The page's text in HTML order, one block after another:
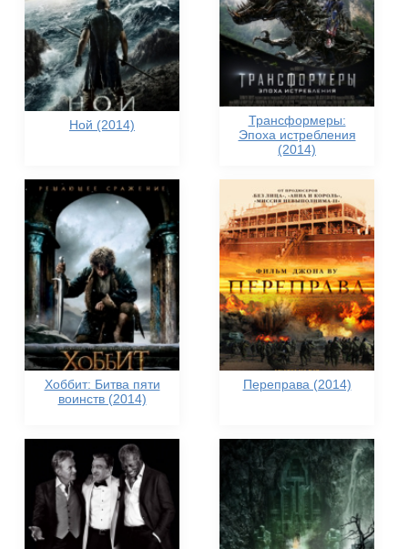
Ной (2014)
Трансформеры:
Эпоха истребления
(2014)
Хоббит: Битва пяти
воинств (2014)
Переправа (2014)